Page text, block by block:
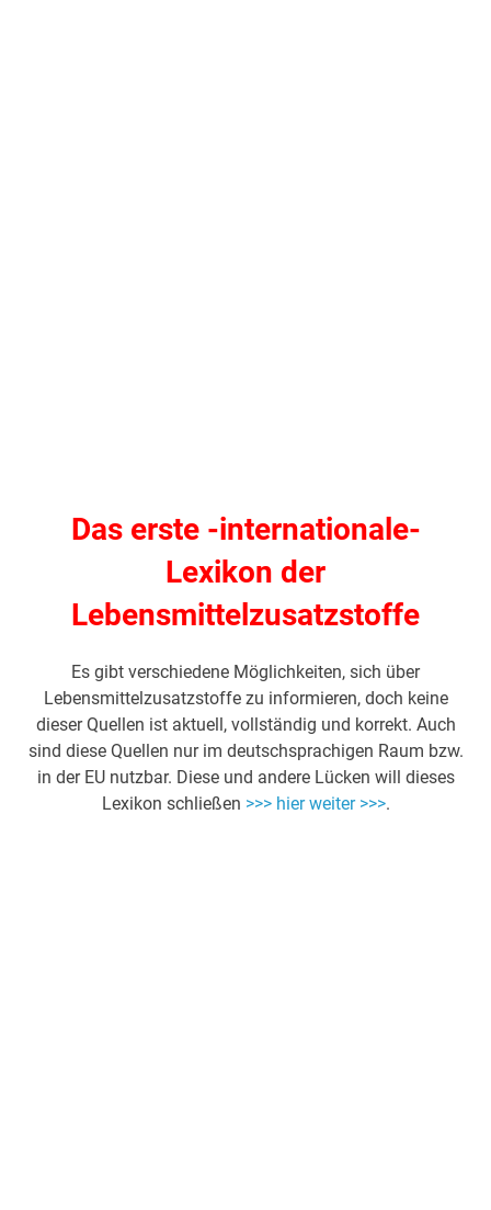
Das erste -internationale-
Lexikon der
Lebensmittelzusatzstoffe
Es gibt verschiedene Möglichkeiten, sich über
Lebensmittelzusatzstoffe zu informieren, doch keine
dieser Quellen ist aktuell, vollständig und korrekt. Auch
sind diese Quellen nur im deutschsprachigen Raum bzw.
in der EU nutzbar. Diese und andere Lücken will dieses
Lexikon schließen >>> hier weiter >>>.